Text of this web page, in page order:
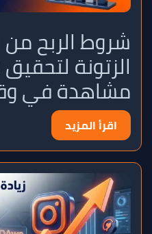
مشاهدة في
اقرأ المزيد